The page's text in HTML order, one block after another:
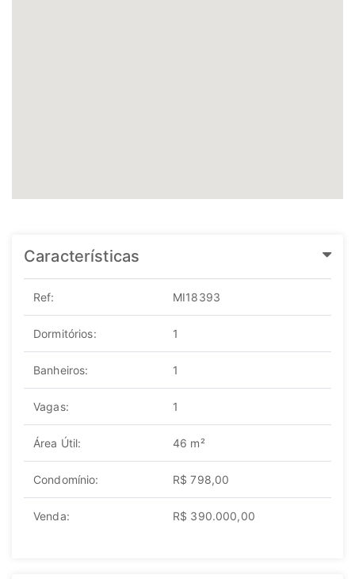
Características
Ref: MI18393
Dormitórios: 1
Banheiros: 1
Vagas: 1
Área Útil: 46 m²
Condomínio: R$ 798,00
Venda: R$ 390.000,00